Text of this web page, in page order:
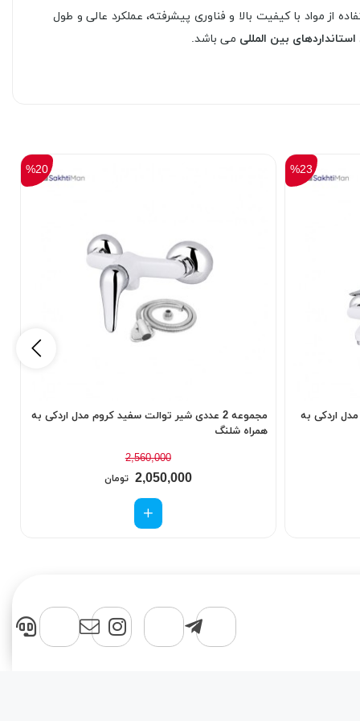
مواد با کیفیت بالا و فناوری پیشرفته، عملکرد عالی و طول
استانداردهای بین المللی می باشد.
مدل اردکی به
%23
مجموعه 2 عددی شیر توالت سفید کروم مدل اردکی به
همراه شلنگ
2,560,000
%20
2,050,000 تومان